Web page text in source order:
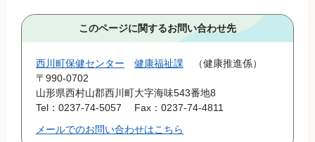
このページに関するお問い合わせ先
西川町保健センター 健康福祉課
健康推進係
〒990-0702
山形県西村山郡西川町大字海味543番地8
Tel：0237-74-5057
Fax：0237-74-4811
メールでのお問い合わせはこちら